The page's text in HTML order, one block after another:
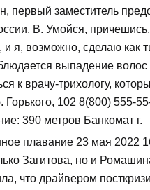
первый заместитель
В. Умойся,
и я, возможно, сделаю как
выпадение волос
к врачу-трихологу,
Горького, 102 8(800) 555-
390 метров Банкомат г.
плавание 23 мая 2022
Загитова, но и
что драйвером